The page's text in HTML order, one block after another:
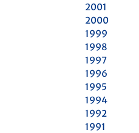
2001
2000
1999
1998
1997
1996
1995
1994
1992
1991